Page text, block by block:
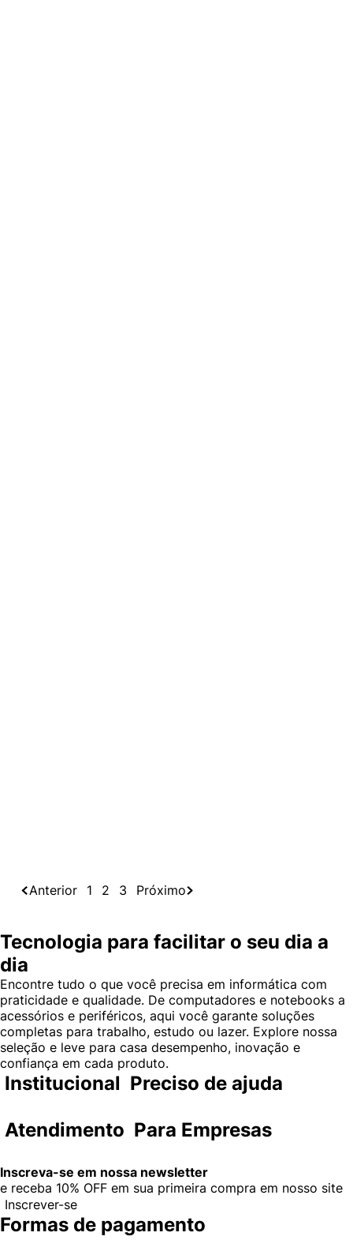
Anterior 1 2 3 Próximo
Tecnologia para facilitar o seu dia a
dia
Encontre tudo o que você precisa em informática com
praticidade e qualidade. De computadores e notebooks a
acessórios e periféricos, aqui você garante soluções
completas para trabalho, estudo ou lazer. Explore nossa
seleção e leve para casa desempenho, inovação e
confiança em cada produto.
Institucional Preciso de ajuda
Atendimento Para Empresas
Inscreva-se em nossa newsletter
e receba 10% OFF em sua primeira compra em nosso site
Inscrever-se
Formas de pagamento